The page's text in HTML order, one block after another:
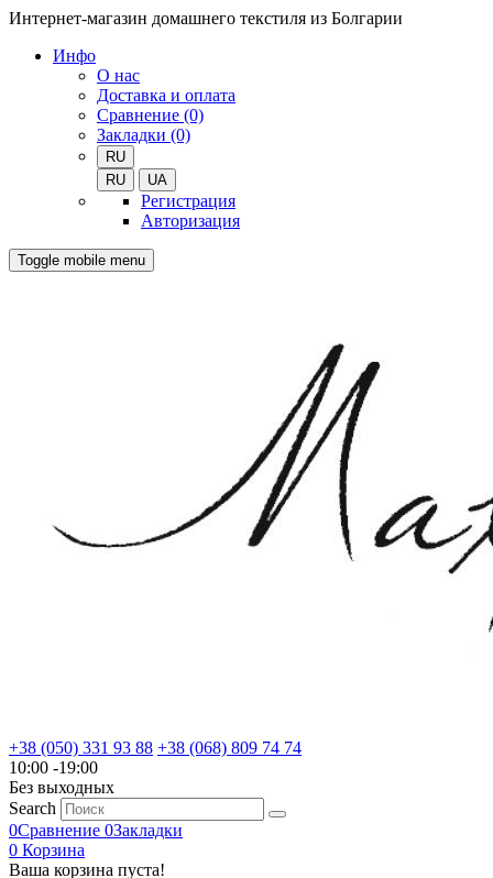
Интернет-магазин домашнего текстиля из Болгарии
Инфо
О нас
Доставка и оплата
Сравнение (0)
Закладки (0)
RU
RU
UA
Регистрация
Авторизация
Toggle mobile menu
+38 (050) 331 93 88 +38 (068) 809 74 74
10:00 -19:00
Без выходных
Search
0Сравнение 0Закладки
0 Корзина
Ваша корзина пуста!